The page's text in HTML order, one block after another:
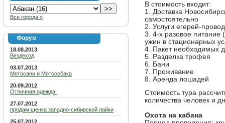
Все города »
Форум
18.08.2013
Вездеход
03.07.2013
Мотосани и Мотособака
20.09.2012
Отличная одежда.
27.07.2012
продам щенка западно-сибирской лайки
25.07.2012
В стоимость входит:
1. Доставка
самостоятельно
2. Услуги егерей-
3. 4-х разовое питание
ужин в стационарных
4. Пакет необходимых
5. Разделка трофея
6. Бани
7. Проживание
8. Аренда лошадей
Стоимость тура
количества человек и
Охота на кабана